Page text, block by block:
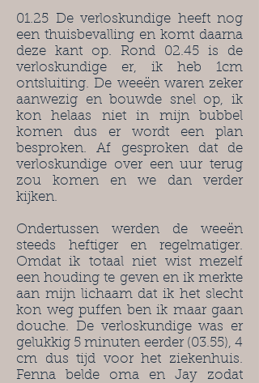
01.25 De verloskundige heeft nog
een thuisbevalling en komt daarna
deze kant op. Rond 02.45 is de
verloskundige er, ik heb 1cm
ontsluiting. De weeën waren zeker
aanwezig en bouwde snel op, ik
kon helaas niet in mijn bubbel
komen dus er wordt een plan
besproken. Af gesproken dat de
verloskundige over een uur terug
zou komen en we dan verder
kijken.
Ondertussen werden de weeën
steeds heftiger en regelmatiger.
Omdat ik totaal niet wist mezelf
een houding te geven en ik merkte
aan mijn lichaam dat ik het slecht
kon weg puffen ben ik maar gaan
douche. De verloskundige was er
gelukkig 5 minuten eerder (03.55), 4
cm dus tijd voor het ziekenhuis.
Fenna belde oma en Jay zodat